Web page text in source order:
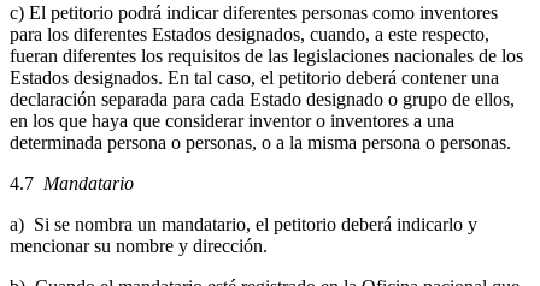
c) El petitorio podrá indicar diferentes personas como inventores
para los diferentes Estados designados, cuando, a este respecto,
fueran diferentes los requisitos de las legislaciones nacionales de los
Estados designados. En tal caso, el petitorio deberá contener una
declaración separada para cada Estado designado o grupo de ellos,
en los que haya que considerar inventor o inventores a una
determinada persona o personas, o a la misma persona o personas.
4.7 Mandatario
a) Si se nombra un mandatario, el petitorio deberá indicarlo y
mencionar su nombre y dirección.